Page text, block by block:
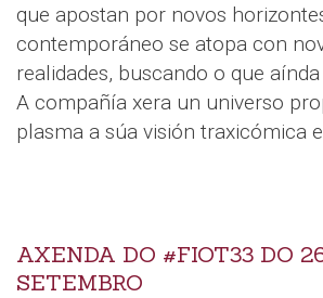
que apostan por novos
contemporáneo se atopa con
realidades, buscando o que
A compañía xera un universo
plasma a súa visión traxicómica
AXENDA DO #FIOT33 DO
SETEMBRO